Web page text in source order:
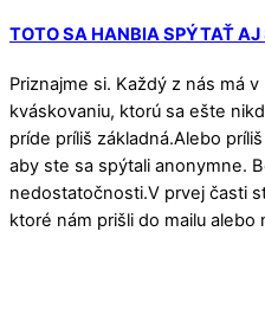
TOTO SA HANBIA SPÝTAŤ AJ
Priznajme si. Každý z nás má
kváskovaniu, ktorú sa ešte
príde príliš základná.Alebo
aby ste sa spýtali anonymne.
nedostatočnosti.V prvej časti
ktoré nám prišli do mailu alebo